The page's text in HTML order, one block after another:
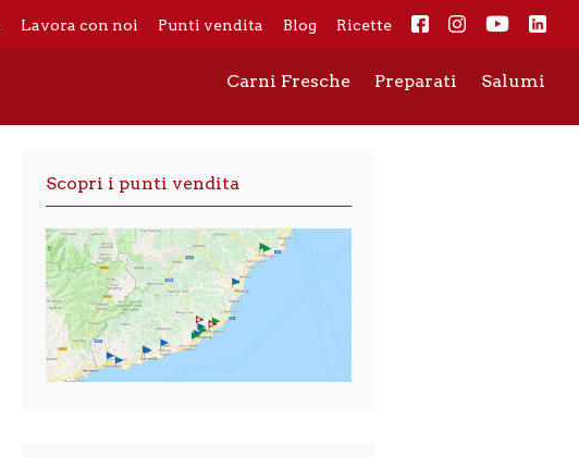
Carni Fresche Preparati Salumi
Lavora con noi Punti vendita Blog Ricette
Scopri i punti vendita